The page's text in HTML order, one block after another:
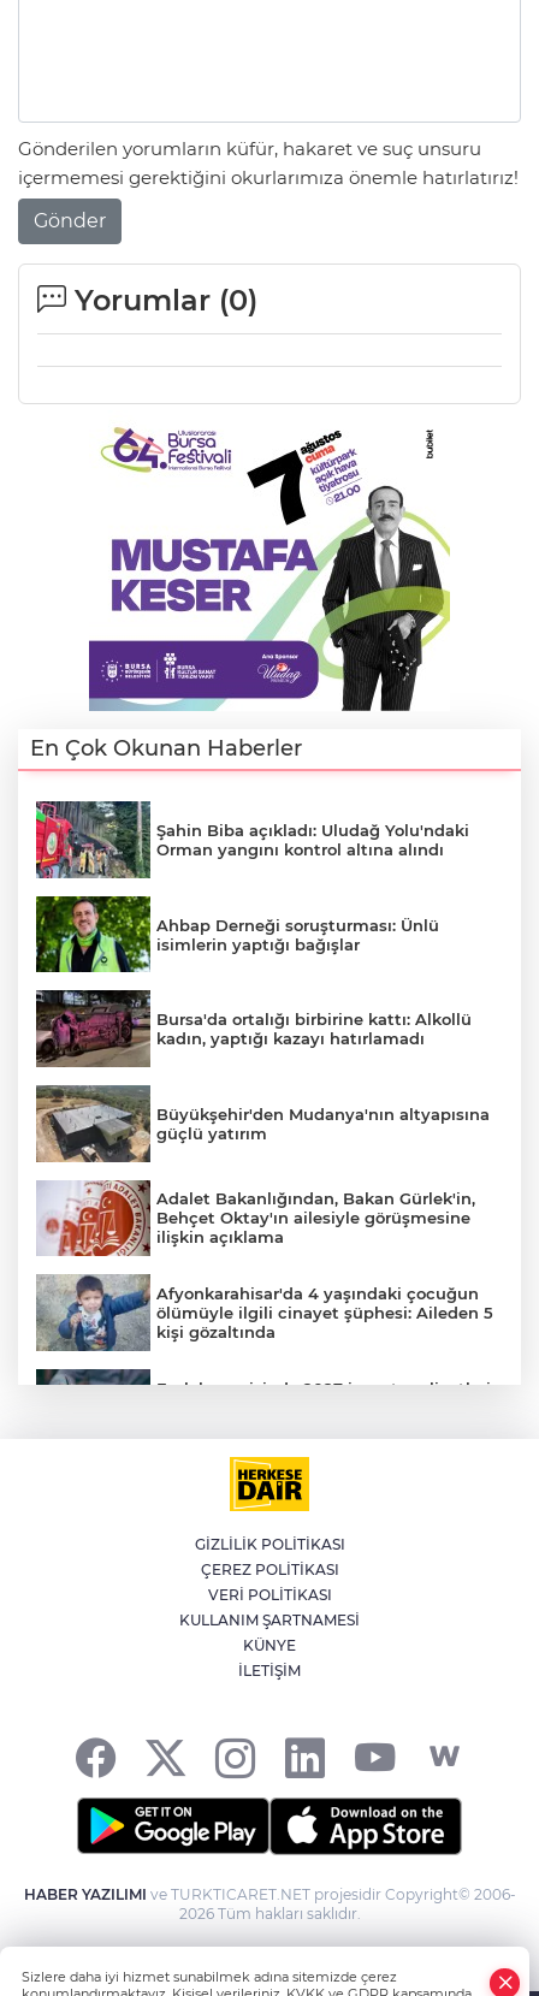
Gönderilen yorumların küfür, hakaret ve suç unsuru
içermemesi gerektiğini okurlarımıza önemle hatırlatırız!
Gönder
Yorumlar (0)
En Çok Okunan Haberler
Şahin Biba açıkladı: Uludağ Yolu'ndaki
Orman yangını kontrol altına alındı
Ahbap Derneği soruşturması: Ünlü
isimlerin yaptığı bağışlar
Bursa'da ortalığı birbirine kattı: Alkollü
kadın, yaptığı kazayı hatırlamadı
Büyükşehir'den Mudanya'nın altyapısına
güçlü yatırım
Adalet Bakanlığından, Bakan Gürlek'in,
Behçet Oktay'ın ailesiyle görüşmesine
ilişkin açıklama
Afyonkarahisar'da 4 yaşındaki çocuğun
ölümüyle ilgili cinayet şüphesi: Aileden 5
kişi gözaltında
Emlak vergisinde 2027 inşaat maliyetleri
YILDIRIM’DA ÇOCUKLAR SPORLA
BÜYÜYOR
Bursa'da İznik Gölü'ne düşen bir kişi
hayatını kaybetti
İstanbul'da suç örgütüne operasyon: 12
GİZLİLİK POLİTİKASI
ÇEREZ POLİTİKASI
VERİ POLİTİKASI
KULLANIM ŞARTNAMESİ
KÜNYE
İLETİŞİM
HABER YAZILIMI ve TURKTICARET.NET projesidir Copyright© 2006-
2026 Tüm hakları saklıdır.
Sizlere daha iyi hizmet sunabilmek adına sitemizde çerez